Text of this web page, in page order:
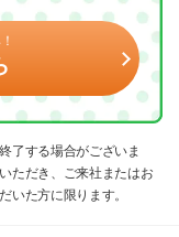
了する場合がございま
ただき、ご来社またはお
いた方に限ります。